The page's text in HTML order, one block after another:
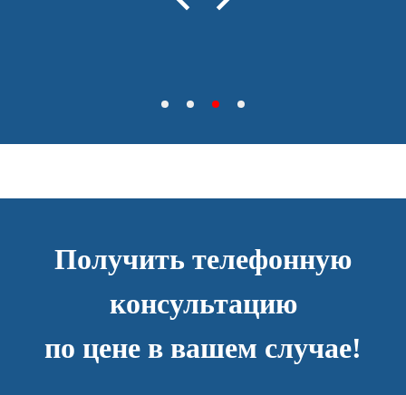
Получить телефонную
консультацию
по цене в вашем случае!